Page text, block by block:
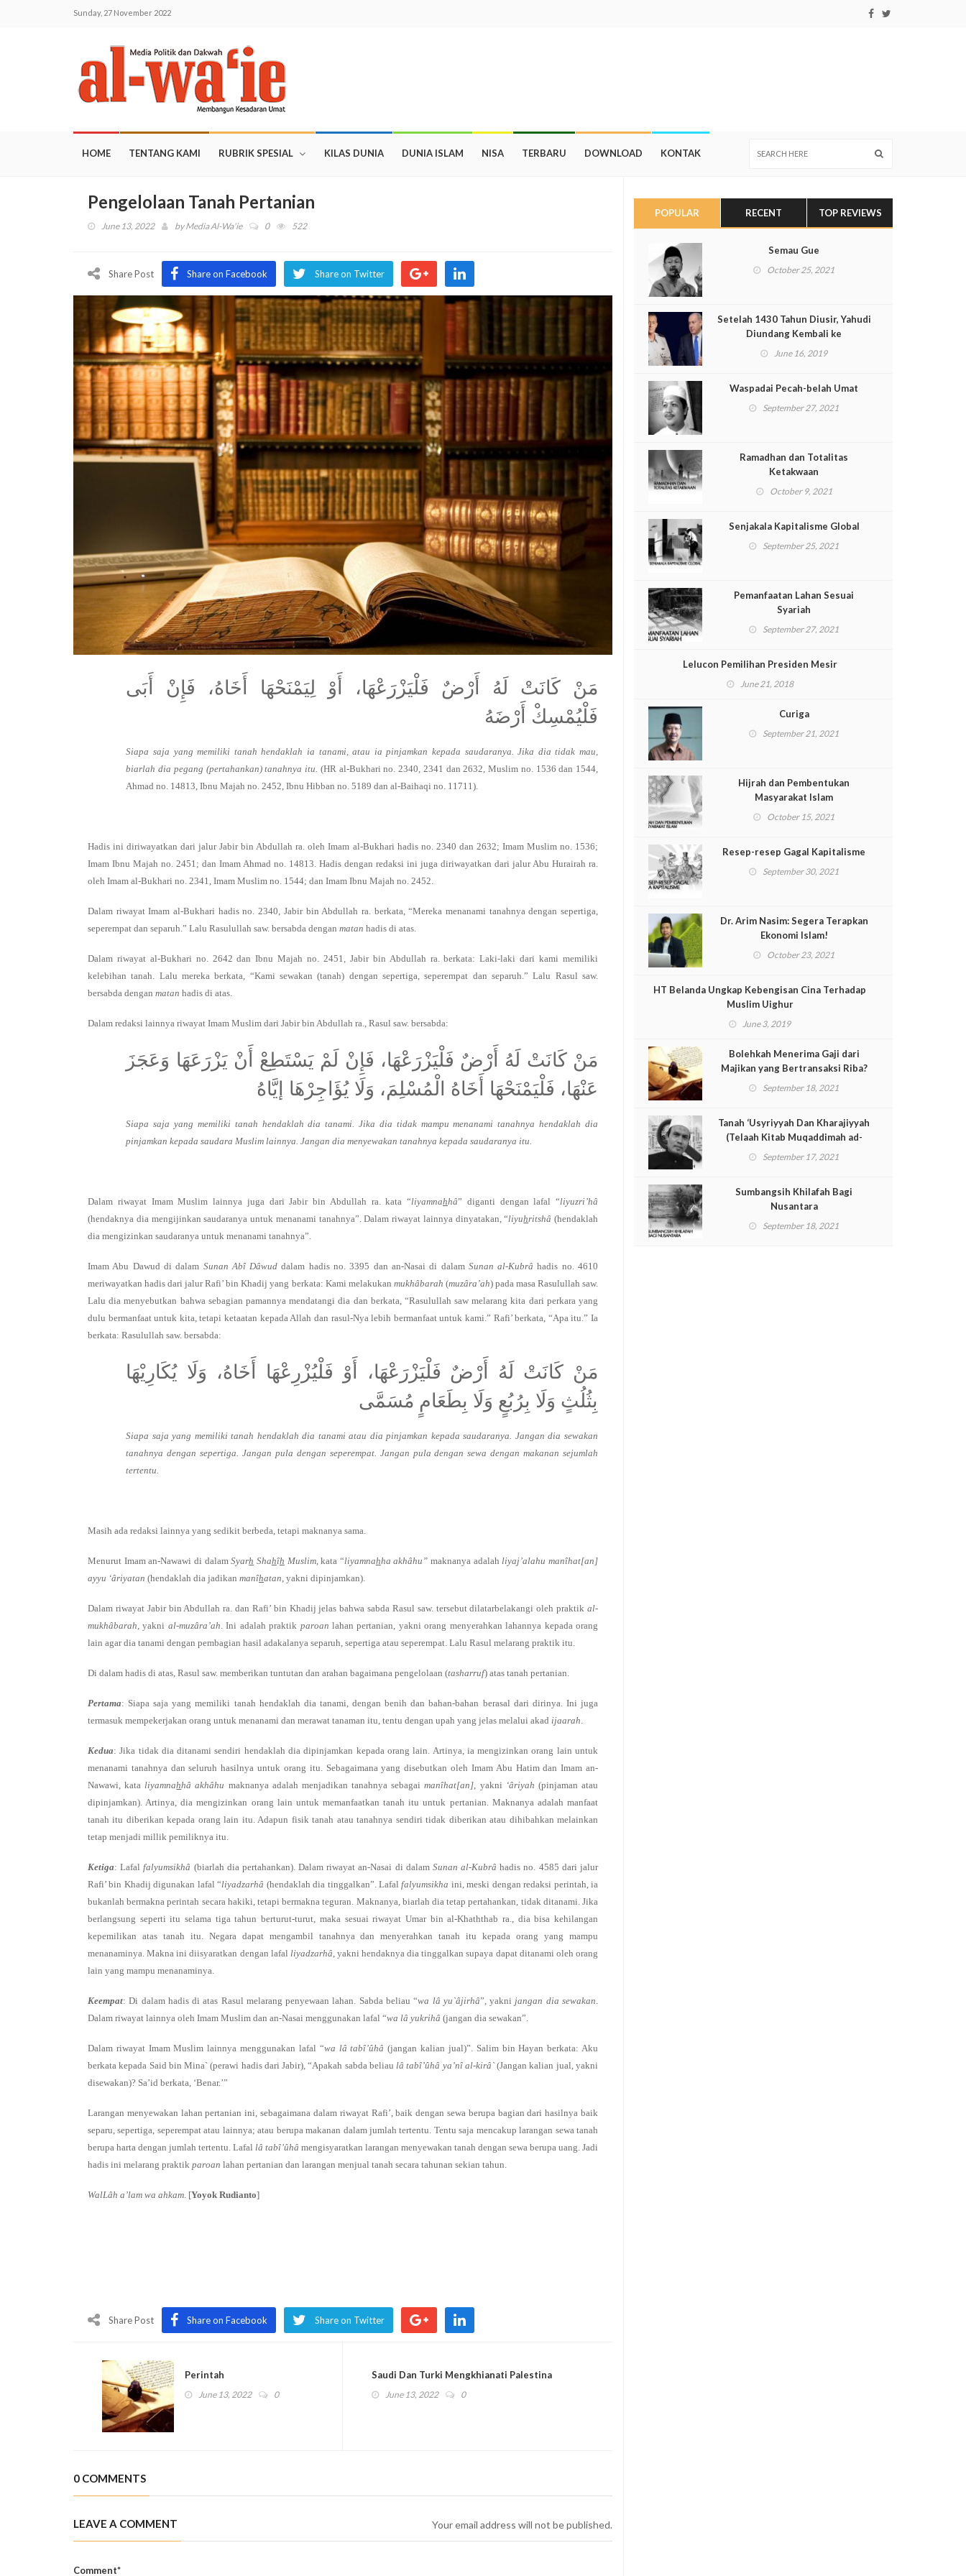
Sunday, 27 November 2022
HOME TENTANG KAMI RUBRIK SPESIAL KILAS DUNIA DUNIA ISLAM NISA TERBARU DOWNLOAD KONTAK
Pengelolaan Tanah Pertanian
June 13, 2022 byMedia Al-Wa'ie 0 522
Share Post Share on Facebook Share on Twitter
مَنْ كَانَتْ لَهُ أَرْضٌ فَلْيَزْرَعْهَا، أَوْ لِيَمْنَحْهَا أَخَاهُ، فَإِنْ أَبَى
فَلْيُمْسِكْ أَرْضَهُ
Siapa saja yang memiliki tanah hendaklah ia tanami, atau ia pinjamkan kepada saudaranya. Jika dia tidak mau,
biarlah dia pegang (pertahankan) tanahnya itu. (HR al-Bukhari no. 2340, 2341 dan 2632, Muslim no. 1536 dan 1544,
Ahmad no. 14813, Ibnu Majah no. 2452, Ibnu Hibban no. 5189 dan al-Baihaqi no. 11711).
Hadis ini diriwayatkan dari jalur Jabir bin Abdullah ra. oleh Imam al-Bukhari hadis no. 2340 dan 2632; Imam Muslim no. 1536;
Imam Ibnu Majah no. 2451; dan Imam Ahmad no. 14813. Hadis dengan redaksi ini juga diriwayatkan dari jalur Abu Hurairah ra.
oleh Imam al-Bukhari no. 2341, Imam Muslim no. 1544; dan Imam Ibnu Majah no. 2452.
Dalam riwayat Imam al-Bukhari hadis no. 2340, Jabir bin Abdullah ra. berkata, “Mereka menanami tanahnya dengan sepertiga,
seperempat dan separuh.” Lalu Rasulullah saw. bersabda dengan matan hadis di atas.
Dalam riwayat al-Bukhari no. 2642 dan Ibnu Majah no. 2451, Jabir bin Abdullah ra. berkata: Laki-laki dari kami memiliki
kelebihan tanah. Lalu mereka berkata, “Kami sewakan (tanah) dengan sepertiga, seperempat dan separuh.” Lalu Rasul saw.
bersabda dengan matan hadis di atas.
Dalam redaksi lainnya riwayat Imam Muslim dari Jabir bin Abdullah ra., Rasul saw. bersabda:
مَنْ كَانَتْ لَهُ أَرْضٌ فَلْيَزْرَعْهَا، فَإِنْ لَمْ يَسْتَطِعْ أَنْ يَزْرَعَهَا وَعَجَزَ
عَنْهَا، فَلْيَمْنَحْهَا أَخَاهُ الْمُسْلِمَ، وَلَا يُؤَاجِرْهَا إيَّاهُ
Siapa saja yang memiliki tanah hendaklah dia tanami. Jika dia tidak mampu menanami tanahnya hendaklah dia
pinjamkan kepada saudara Muslim lainnya. Jangan dia menyewakan tanahnya kepada saudaranya itu.
Dalam riwayat Imam Muslim lainnya juga dari Jabir bin Abdullah ra. kata “liyamnahhâ” diganti dengan lafal “liyuzri’hâ
(hendaknya dia mengijinkan saudaranya untuk menanami tanahnya”. Dalam riwayat lainnya dinyatakan, “liyuhritshâ (hendaklah
dia mengizinkan saudaranya untuk menanami tanahnya”.
Imam Abu Dawud di dalam Sunan Abî Dâwud dalam hadis no. 3395 dan an-Nasai di dalam Sunan al-Kubrâ hadis no. 4610
meriwayatkan hadis dari jalur Rafi’ bin Khadij yang berkata: Kami melakukan mukhâbarah (muzâra’ah) pada masa Rasulullah saw.
Lalu dia menyebutkan bahwa sebagian pamannya mendatangi dia dan berkata, “Rasulullah saw melarang kita dari perkara yang
dulu bermanfaat untuk kita, tetapi ketaatan kepada Allah dan rasul-Nya lebih bermanfaat untuk kami.” Rafi’ berkata, “Apa itu.” Ia
berkata: Rasulullah saw. bersabda:
مَنْ كَانَتْ لَهُ أَرْضٌ فَلْيَزْرَعْهَا، أَوْ فَلْيُزْرِعْهَا أَخَاهُ، وَلَا يُكَارِيْهَا
بِثُلُثٍ وَلَا بِرُبُعٍ وَلَا بِطَعَامٍ مُسَمَّى
Siapa saja yang memiliki tanah hendaklah dia tanami atau dia pinjamkan kepada saudaranya. Jangan dia sewakan
tanahnya dengan sepertiga. Jangan pula dengan seperempat. Jangan pula dengan sewa dengan makanan sejumlah
tertentu.
Masih ada redaksi lainnya yang sedikit berbeda, tetapi maknanya sama.
Menurut Imam an-Nawawi di dalamSyarh Shahîh Muslim, kata “liyamnahha akhâhu” maknanya adalahliyaj’alahu manîhat[an]
ayyu ‘âriyatan (hendaklah dia jadikan manîhatan, yakni dipinjamkan).
Dalam riwayat Jabir bin Abdullah ra. dan Rafi’ bin Khadij jelas bahwa sabda Rasul saw. tersebut dilatarbelakangi oleh praktik al-
mukhâbarah, yakni al-muzâra’ah. Ini adalah praktik paroan lahan pertanian, yakni orang menyerahkan lahannya kepada orang
lain agar dia tanami dengan pembagian hasil adakalanya separuh, sepertiga atau seperempat. Lalu Rasul melarang praktik itu.
Di dalam hadis di atas, Rasul saw. memberikan tuntutan dan arahan bagaimana pengelolaan (tasharruf) atas tanah pertanian.
Pertama: Siapa saja yang memiliki tanah hendaklah dia tanami, dengan benih dan bahan-bahan berasal dari dirinya. Ini juga
termasuk mempekerjakan orang untuk menanami dan merawat tanaman itu, tentu dengan upah yang jelas melalui akad ijaarah.
Kedua: Jika tidak dia ditanami sendiri hendaklah dia dipinjamkan kepada orang lain. Artinya, ia mengizinkan orang lain untuk
menanami tanahnya dan seluruh hasilnya untuk orang itu. Sebagaimana yang disebutkan oleh Imam Abu Hatim dan Imam an-
Nawawi, kataliyamnahhâ akhâhu maknanya adalah menjadikan tanahnya sebagaimanîhat[an], yakni ‘âriyah (pinjaman atau
dipinjamkan). Artinya, dia mengizinkan orang lain untuk memanfaatkan tanah itu untuk pertanian. Maknanya adalah manfaat
tanah itu diberikan kepada orang lain itu. Adapun fisik tanah atau tanahnya sendiri tidak diberikan atau dihibahkan melainkan
tetap menjadi millik pemiliknya itu.
Ketiga: Lafalfalyumsikhâ (biarlah dia pertahankan). Dalam riwayat an-Nasai di dalam Sunan al-Kubrâ hadis no. 4585 dari jalur
Rafi’ bin Khadij digunakan lafal “liyadzarhâ (hendaklah dia tinggalkan”. Lafalfalyumsikha ini, meski dengan redaksi perintah, ia
bukanlah bermakna perintah secara hakiki, tetapi bermakna teguran. Maknanya, biarlah dia tetap pertahankan, tidak ditanami. Jika
berlangsung seperti itu selama tiga tahun berturut-turut, maka sesuai riwayat Umar bin al-Khaththab ra., dia bisa kehilangan
kepemilikan atas tanah itu. Negara dapat mengambil tanahnya dan menyerahkan tanah itu kepada orang yang mampu
menanaminya. Makna ini diisyaratkan dengan lafal liyadzarhâ, yakni hendaknya dia tinggalkan supaya dapat ditanami oleh orang
lain yang mampu menanaminya.
Keempat: Di dalam hadis di atas Rasul melarang penyewaan lahan. Sabda beliau “wa lâ yu`âjirhâ”, yakni jangan dia sewakan.
Dalam riwayat lainnya oleh Imam Muslim dan an-Nasai menggunakan lafal “wa lâ yukrihâ (jangan dia sewakan”.
Dalam riwayat Imam Muslim lainnya menggunakan lafal “wa lâ tabî’ûhâ (jangan kalian jual)”. Salim bin Hayan berkata: Aku
berkata kepada Said bin Mina` (perawi hadis dari Jabir), “Apakah sabda beliaulâ tabî’ûhâ ya’nî al-kirâ`(Jangan kalian jual, yakni
disewakan)? Sa’id berkata, ‘Benar.’”
Larangan menyewakan lahan pertanian ini, sebagaimana dalam riwayat Rafi’, baik dengan sewa berupa bagian dari hasilnya baik
separu, sepertiga, seperempat atau lainnya; atau berupa makanan dalam jumlah tertentu. Tentu saja mencakup larangan sewa tanah
berupa harta dengan jumlah tertentu. Lafal lâ tabî’ûhâ mengisyaratkan larangan menyewakan tanah dengan sewa berupa uang. Jadi
hadis ini melarang praktik paroan lahan pertanian dan larangan menjual tanah secara tahunan sekian tahun.
WalLâh a’lam wa ahkam. [Yoyok Rudianto]
Share Post Share on Facebook Share on Twitter
Perintah
June 13, 2022 0
Saudi Dan Turki Mengkhianati Palestina
June 13, 2022 0
0 COMMENTS
LEAVE A COMMENT Your email address will not be published.
Comment*
POPULAR RECENT TOP REVIEWS
Semau Gue
October 25, 2021
Setelah 1430 Tahun Diusir, Yahudi
Diundang Kembali ke
Semenanjung Arab
June 16, 2019
Waspadai Pecah-belah Umat
September 27, 2021
Ramadhan dan Totalitas
Ketakwaan
October 9, 2021
Senjakala Kapitalisme Global
September 25, 2021
Pemanfaatan Lahan Sesuai
Syariah
September 27, 2021
Lelucon Pemilihan Presiden Mesir
June 21, 2018
Curiga
September 21, 2021
Hijrah dan Pembentukan
Masyarakat Islam
October 15, 2021
Resep-resep Gagal Kapitalisme
September 30, 2021
Dr. Arim Nasim: Segera Terapkan
Ekonomi Islam!
October 23, 2021
HT Belanda Ungkap Kebengisan Cina Terhadap
Muslim Uighur
June 3, 2019
Bolehkah Menerima Gaji dari
Majikan yang Bertransaksi Riba?
September 18, 2021
Tanah ‘Usyriyyah Dan Kharajiyyah
(Telaah Kitab Muqaddimah ad-
Dustur Pasal 33-Lanjutan)
September 17, 2021
Sumbangsih Khilafah Bagi
Nusantara
September 18, 2021